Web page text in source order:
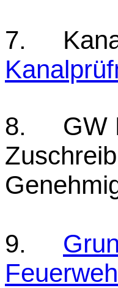
7.
8. GW
9.